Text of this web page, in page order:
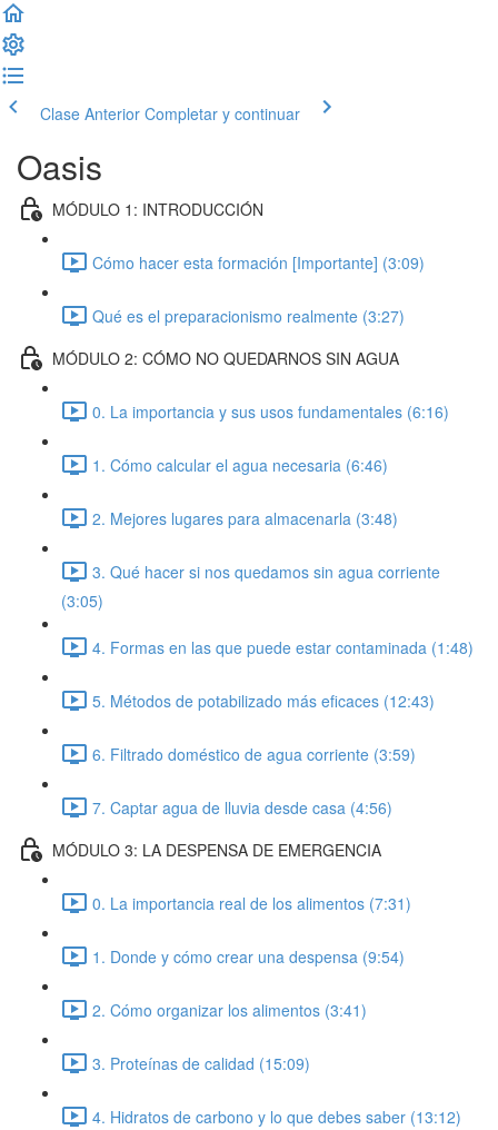
Clase Anterior Completar y continuar
Oasis
MÓDULO 1: INTRODUCCIÓN
Cómo hacer esta formación [Importante] (3:09)
Qué es el preparacionismo realmente (3:27)
MÓDULO 2: CÓMO NO QUEDARNOS SIN AGUA
0. La importancia y sus usos fundamentales (6:16)
1. Cómo calcular el agua necesaria (6:46)
2. Mejores lugares para almacenarla (3:48)
3. Qué hacer si nos quedamos sin agua corriente
(3:05)
4. Formas en las que puede estar contaminada (1:48)
5. Métodos de potabilizado más eficaces (12:43)
6. Filtrado doméstico de agua corriente (3:59)
7. Captar agua de lluvia desde casa (4:56)
MÓDULO 3: LA DESPENSA DE EMERGENCIA
0. La importancia real de los alimentos (7:31)
1. Donde y cómo crear una despensa (9:54)
2. Cómo organizar los alimentos (3:41)
3. Proteínas de calidad (15:09)
4. Hidratos de carbono y lo que debes saber (13:12)